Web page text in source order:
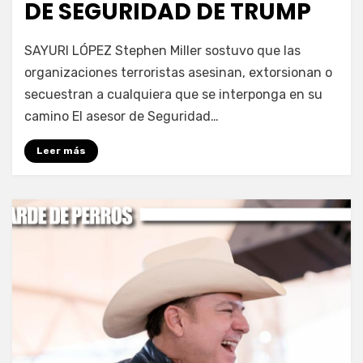
DE SEGURIDAD DE TRUMP
porFernando Miranda Servín
SAYURI LÓPEZ Stephen Miller sostuvo que las
organizaciones terroristas asesinan, extorsionan o
secuestran a cualquiera que se interponga en su
camino El asesor de Seguridad…
Leer más